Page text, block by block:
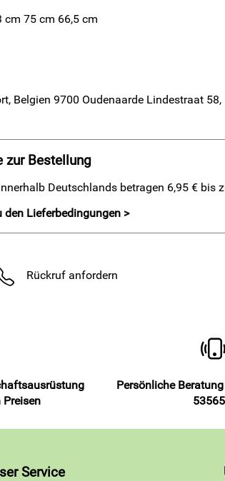
cm 75 cm 66,5 cm
Belgien 9700 Oudenaarde Lindestraat 58,
zur Bestellung
Deutschlands betragen 6,95 € bis
Lieferbedingungen >
Rückruf anfordern
Persönliche
Service